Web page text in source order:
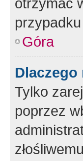
Góra
Tylko
poprzez